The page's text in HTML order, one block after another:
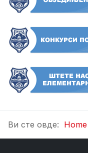
Ви сте овде: Home